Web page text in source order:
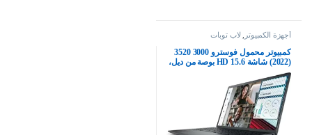
أجهزة الكمبيوتر لاب توبات
كمبيوتر محمول فوسترو 3000 3520
(2022) شاشة HD 15.6 بوصة من ديل،
ويندوز 11